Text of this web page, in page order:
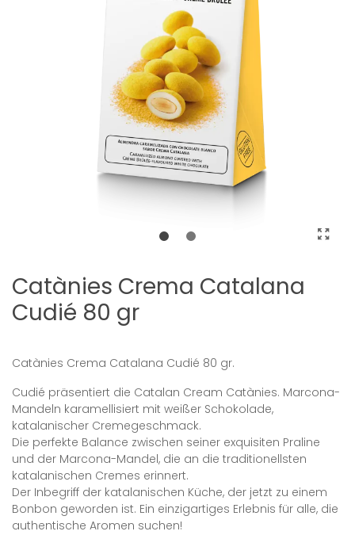
Catànies Crema Catalana
Cudié 80 gr
Catànies Crema Catalana Cudié 80 gr.
Cudié präsentiert die Catalan Cream Catànies. Marcona-
Mandeln karamellisiert mit weißer Schokolade,
katalanischer Cremegeschmack.
Die perfekte Balance zwischen seiner exquisiten Praline
und der Marcona-Mandel, die an die traditionellsten
katalanischen Cremes erinnert.
Der Inbegriff der katalanischen Küche, der jetzt zu einem
Bonbon geworden ist. Ein einzigartiges Erlebnis für alle, die
authentische Aromen suchen!